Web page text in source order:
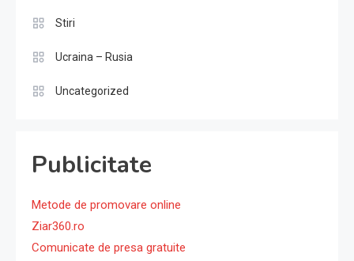
Stiri
Ucraina – Rusia
Uncategorized
Publicitate
Metode de promovare online
Ziar360.ro
Comunicate de presa gratuite